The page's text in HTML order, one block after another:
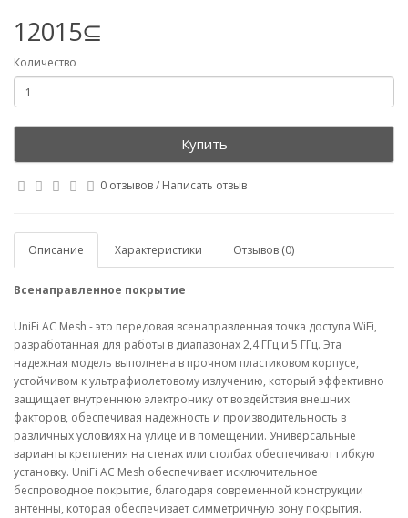
12015⊆
Количество
Купить
0 отзывов/ Написать отзыв
Описание Характеристики Отзывов (0)
Всенаправленное покрытие
UniFi AC Mesh - это передовая всенаправленная точка доступа WiFi,
разработанная для работы в диапазонах 2,4 ГГц и 5 ГГц. Эта
надежная модель выполнена в прочном пластиковом корпусе,
устойчивом к ультрафиолетовому излучению, который эффективно
защищает внутреннюю электронику от воздействия внешних
факторов, обеспечивая надежность и производительность в
различных условиях на улице и в помещении. Универсальные
варианты крепления на стенах или столбах обеспечивают гибкую
установку. UniFi AC Mesh обеспечивает исключительное
беспроводное покрытие, благодаря современной конструкции
антенны, которая обеспечивает симметричную зону покрытия.